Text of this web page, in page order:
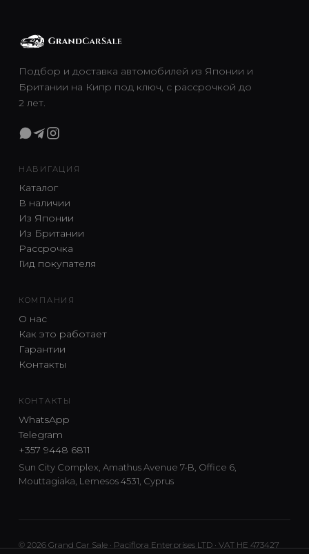
Подбор и доставка автомобилей из Японии и
Британии на Кипр под ключ, с рассрочкой до
2 лет.
НАВИГАЦИЯ
Каталог
В наличии
Из Японии
Из Британии
Рассрочка
Гид покупателя
КОМПАНИЯ
О нас
Как это работает
Гарантии
Контакты
КОНТАКТЫ
WhatsApp
Telegram
+357 9448 6811
Sun City Complex, Amathus Avenue 7-B, Office 6,
Mouttagiaka, Lemesos 4531, Cyprus
© 2026 Grand Car Sale · Paciflora Enterprises LTD · VAT HE 473427